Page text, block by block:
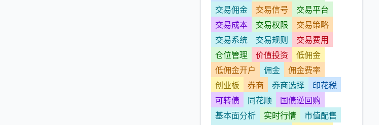
交易佣金
交易信号
交易平台
交易成本
交易权限
交易策略
交易系统
交易规则
交易费用
仓位管理
价值投资
低佣金
低佣金开户
佣金
佣金费率
创业板
券商 券商选择
印花税
可转债
同花顺
国债逆回购
基本面分析
实时行情
市值配售